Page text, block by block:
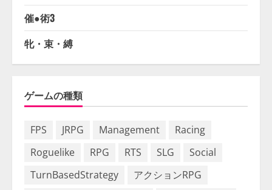
催●術3
牝・束・縛
ゲームの種類
FPS JRPG Management
Racing
Roguelike
RPG RTS SLG
Social
TurnBasedStrategy
アクションRPG